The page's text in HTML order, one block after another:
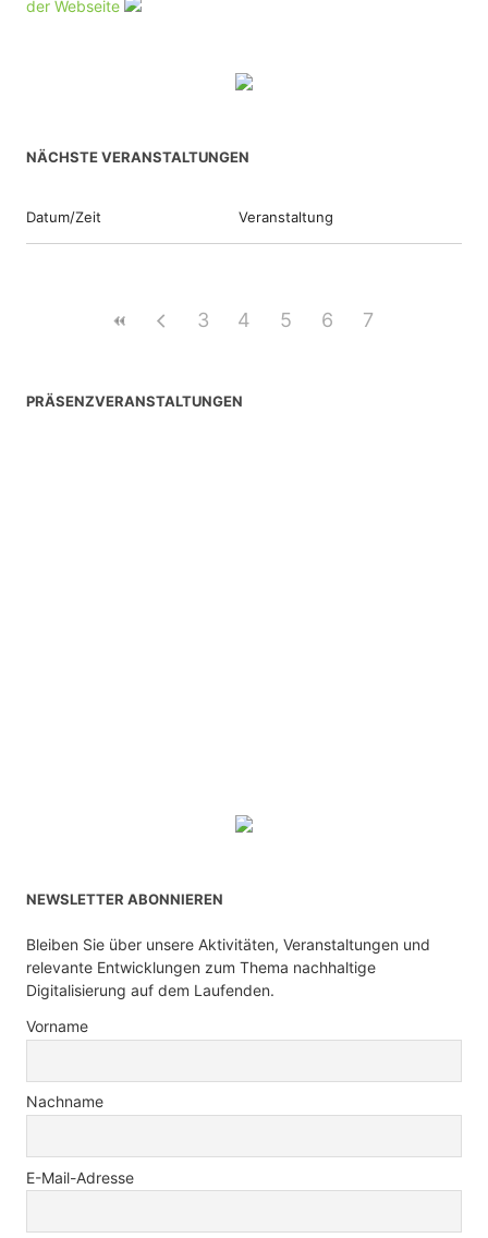
der Webseite
NÄCHSTE VERANSTALTUNGEN
Datum/Zeit Veranstaltung
3 4 5 6 7
PRÄSENZVERANSTALTUNGEN
NEWSLETTER ABONNIEREN
Bleiben Sie über unsere Aktivitäten, Veranstaltungen und
relevante Entwicklungen zum Thema nachhaltige
Digitalisierung auf dem Laufenden.
Vorname
Nachname
E-Mail-Adresse